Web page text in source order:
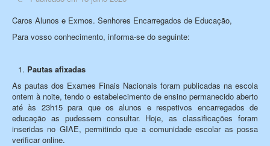
Caros Alunos e Exmos. Senhores Encarregados de Educação,
Para vosso conhecimento, informa-se do seguinte:
Pautas afixadas
As pautas dos Exames Finais Nacionais foram publicadas na escola
ontem à noite, tendo o estabelecimento de ensino permanecido aberto
até às 23h15 para que os alunos e respetivos encarregados de
educação as pudessem consultar. Hoje, as classificações foram
inseridas no GIAE, permitindo que a comunidade escolar as possa
verificar online.